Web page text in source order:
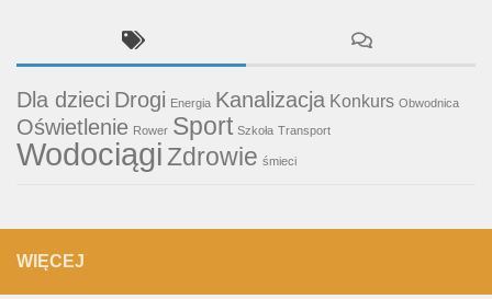
Dla dzieci Drogi Energia Kanalizacja Konkurs Obwodnica
Oświetlenie Rower Sport Szkoła Transport
WodociągiZdrowie śmieci
WIĘCEJ